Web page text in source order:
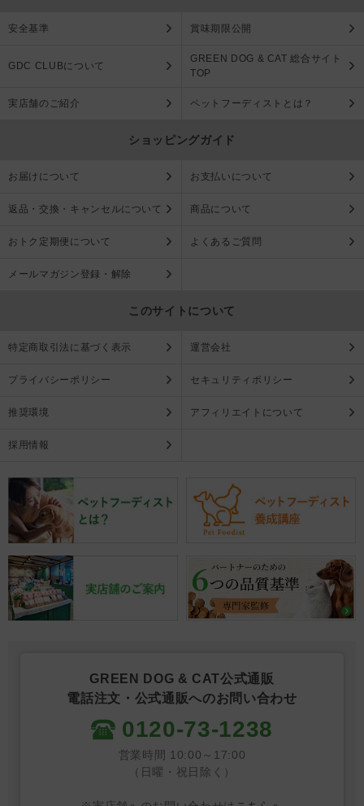
安全基準 賞味期限公開
GDC CLUBについて
GREEN DOG & CAT 総合サイト
TOP
実店舗のご紹介 ペットフーディストとは？
ショッピングガイド
お届けについて お支払いについて
返品・交換・キャンセルについて 商品について
おトク定期便について よくあるご質問
メールマガジン登録・解除
このサイトについて
特定商取引法に基づく表示 運営会社
プライバシーポリシー セキュリティポリシー
推奨環境 アフィリエイトについて
採用情報
GREEN DOG & CAT公式通販
電話注文・公式通販へのお問い合わせ
0120-73-1238
営業時間 10:00～17:00
（日曜・祝日除く）